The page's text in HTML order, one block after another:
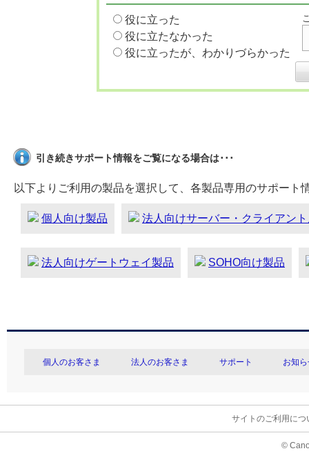
役に立った
役に立たなかった
役に立ったが、わかりづらかった
引き続きサポート情報をご覧になる場合は･･･
以下よりご利用の製品を選択して、各製品専用のサポート
個人向け製品 法人向けサーバー・クライアン
法人向けゲートウェイ製品 SOHO向け製品
個人のお客さま 法人のお客さま サポート お知
サイトのご利用につ
©